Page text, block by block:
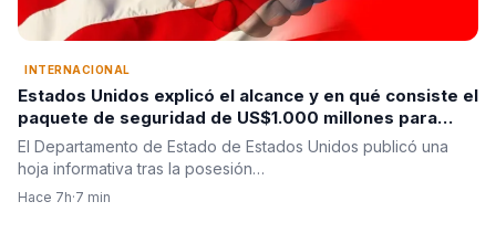
INTERNACIONAL
Estados Unidos explicó el alcance y en qué consiste el
paquete de seguridad de US$1.000 millones para
Colombia tras la posesión de Abelardo De La Espriella
El Departamento de Estado de Estados Unidos publicó una
hoja informativa tras la posesión…
Hace 7h·7 min